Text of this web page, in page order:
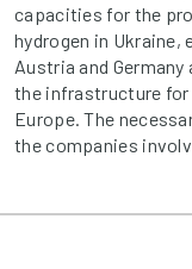
capacities for the
hydrogen in Ukraine,
Austria and
the infrastructure for
Europe. The
the companies